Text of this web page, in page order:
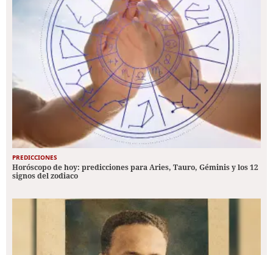
PREDICCIONES
Horóscopo de hoy: predicciones para Aries, Tauro, Géminis y los 12
signos del zodiaco